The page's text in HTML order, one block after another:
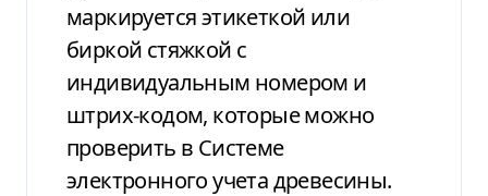
маркируется этикеткой или
биркой стяжкой с
индивидуальным номером и
штрих-кодом, которые можно
проверить в Системе
электронного учета древесины.